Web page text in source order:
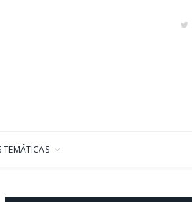
TEMÁTICAS